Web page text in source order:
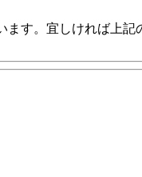
ます。宜しければ上